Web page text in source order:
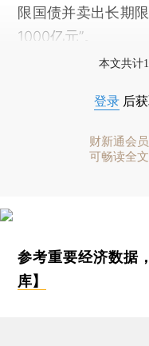
限国债并卖出长期
1000亿元”。
本文共计
登录 后
财新通会员
可畅读全文
参考重要经济数据
库】